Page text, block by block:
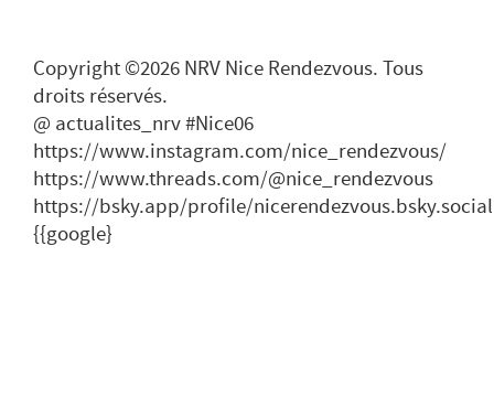
Copyright ©2026 NRV Nice Rendezvous. Tous
droits réservés.
@ actualites_nrv #Nice06
https://www.instagram.com/nice_rendezvous/
https://www.threads.com/@nice_rendezvous
https://bsky.app/profile/nicerendezvous.bsky.social
{{google}